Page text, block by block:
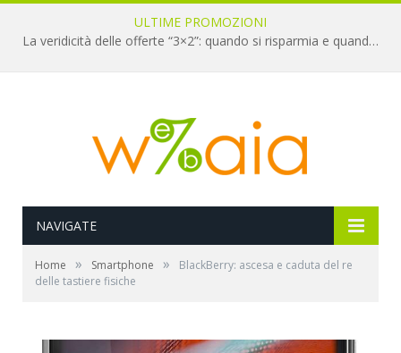
ULTIME PROMOZIONI
La veridicità delle offerte “3×2”: quando si risparmia e quando è un’illusione
NAVIGATE
Home » Smartphone »
BlackBerry: ascesa e caduta del re
delle tastiere fisiche